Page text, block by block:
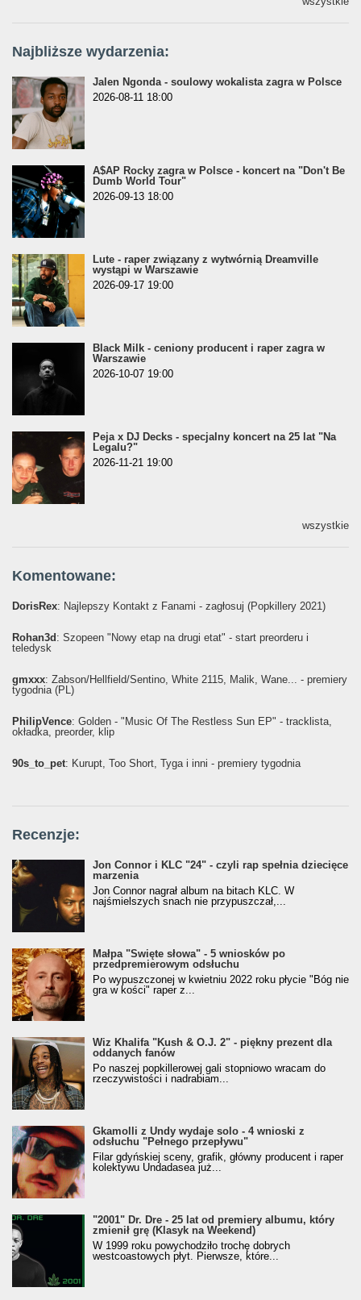
Najbliższe wydarzenia:
Jalen Ngonda - soulowy wokalista zagra w Polsce
2026-08-11 18:00
A$AP Rocky zagra w Polsce - koncert na "Don't Be
Dumb World Tour"
2026-09-13 18:00
Lute - raper związany z wytwórnią Dreamville
wystąpi w Warszawie
2026-09-17 19:00
Black Milk - ceniony producent i raper zagra w
Warszawie
2026-10-07 19:00
Peja x DJ Decks - specjalny koncert na 25 lat "Na
Legalu?"
2026-11-21 19:00
wszystkie
Komentowane:
DorisRex: Najlepszy Kontakt z Fanami - zagłosuj (Popkillery 2021)
Rohan3d : Szopeen "Nowy etap na drugi etat" - start preorderu i
teledysk
gmxxx: Żabson/Hellfield/Sentino, White 2115, Malik, Wane... - premiery
tygodnia (PL)
PhilipVence: Golden - "Music Of The Restless Sun EP" - tracklista,
okładka, preorder, klip
90s_to_pet: Kurupt, Too Short, Tyga i inni - premiery tygodnia
Recenzje:
Jon Connor i KLC "24" - czyli rap spełnia dziecięce
marzenia
Jon Connor nagrał album na bitach KLC. W
najśmielszych snach nie przypuszczał,...
Małpa "Święte słowa" - 5 wniosków po
przedpremierowym odsłuchu
Po wypuszczonej w kwietniu 2022 roku płycie "Bóg nie
gra w kości" raper z...
Wiz Khalifa "Kush & O.J. 2" - piękny prezent dla
oddanych fanów
Po naszej popkillerowej gali stopniowo wracam do
rzeczywistości i nadrabiam...
Gkamolli z Undy wydaje solo - 4 wnioski z
odsłuchu "Pełnego przepływu"
Filar gdyńskiej sceny, grafik, główny producent i raper
kolektywu Undadasea już...
"2001" Dr. Dre - 25 lat od premiery albumu, który
zmienił grę (Klasyk na Weekend)
W 1999 roku powychodziło trochę dobrych
westcoastowych płyt. Pierwsze, które...